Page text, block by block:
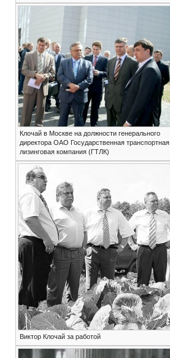
Клочай в Москве на должности генерального
директора ОАО Государственная транспортная
лизинговая компания (ГТЛК)
Виктор Клочай за работой